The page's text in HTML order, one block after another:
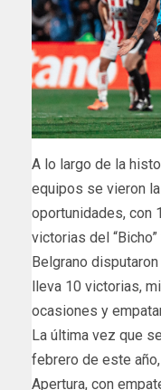
A lo largo de la
equipos se vieron
oportunidades, con
victorias del
Belgrano
lleva 10 victorias,
ocasiones y
La última vez que
febrero de este
Apertura, con